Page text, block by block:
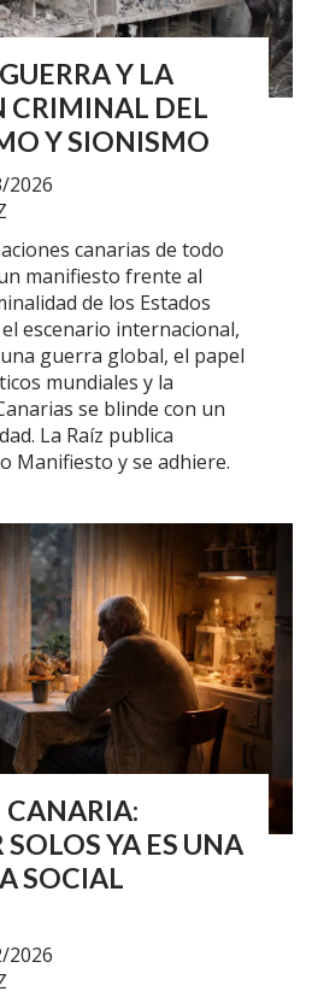
Y LA
CRIMINAL DEL
Y SIONISMO
2026
canarias de todo
manifiesto frente al
de los Estados
escenario internacional,
guerra global, el papel
mundiales y la
se blinde con un
La Raíz publica
Manifiesto y se adhiere.
CANARIA:
YA ES UNA
SOCIAL
2026